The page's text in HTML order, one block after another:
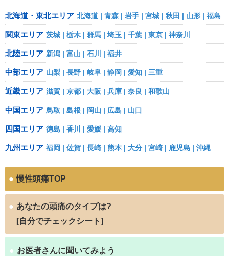
北海道・東北エリア 北海道 青森 岩手 宮城 秋田 山形 福島
関東エリア 茨城 栃木 群馬 埼玉 千葉 東京 神奈川
北陸エリア 新潟 富山 石川 福井
中部エリア 山梨 長野 岐阜 静岡 愛知 三重
近畿エリア 滋賀 京都 大阪 兵庫 奈良 和歌山
中国エリア 鳥取 島根 岡山 広島 山口
四国エリア 徳島 香川 愛媛 高知
九州エリア 福岡 佐賀 長崎 熊本 大分 宮崎 鹿児島 沖縄
● 慢性頭痛TOP
● あなたの頭痛のタイプは?
[自分でチェックシート]
● お医者さんに聞いてみよう